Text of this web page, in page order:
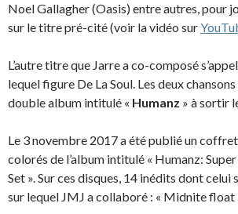
Noel Gallagher (Oasis) entre autres, pour
sur le titre pré-cité (voir la vidéo sur
L’autre titre que Jarre a co-composé
lequel figure De La Soul. Les deux
double album intitulé « Humanz » à sortir
Le 3 novembre 2017 a été publié un
colorés de l’album intitulé « Humanz:
Set ». Sur ces disques, 14 inédits dont celui
sur lequel JMJ a collaboré : « Midnite float